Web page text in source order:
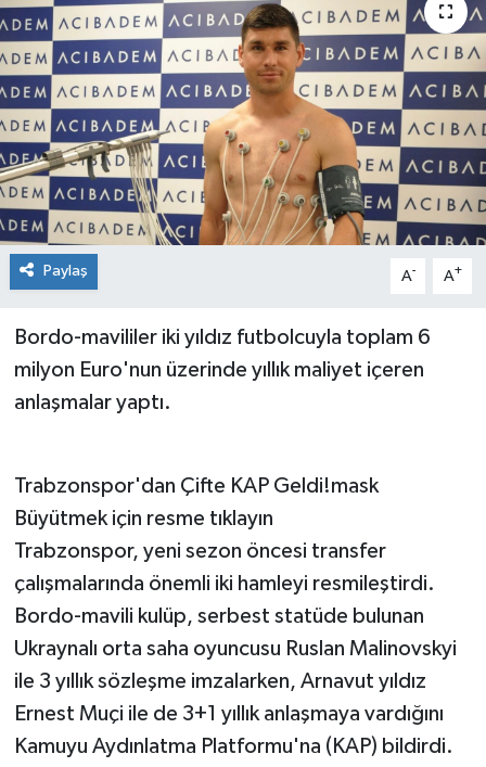
Paylaş A- A+
Bordo-mavililer iki yıldız futbolcuyla toplam 6
milyon Euro'nun üzerinde yıllık maliyet içeren
anlaşmalar yaptı.
Trabzonspor'dan Çifte KAP Geldi!mask
Büyütmek için resme tıklayın
Trabzonspor, yeni sezon öncesi transfer
çalışmalarında önemli iki hamleyi resmileştirdi.
Bordo-mavili kulüp, serbest statüde bulunan
Ukraynalı orta saha oyuncusu Ruslan Malinovskyi
ile 3 yıllık sözleşme imzalarken, Arnavut yıldız
Ernest Muçi ile de 3+1 yıllık anlaşmaya vardığını
Kamuyu Aydınlatma Platformu'na (KAP) bildirdi.